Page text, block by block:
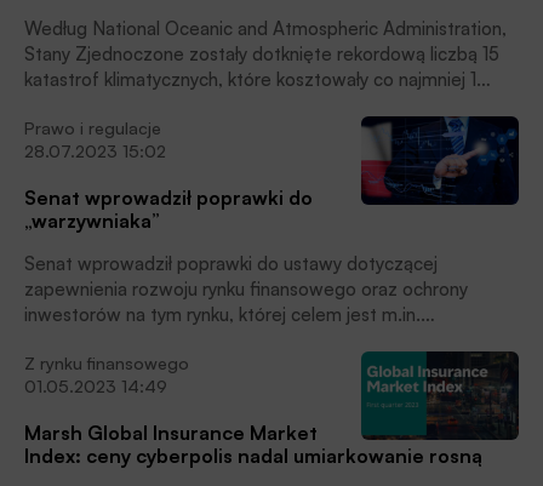
Według National Oceanic and Atmospheric Administration,
Stany Zjednoczone zostały dotknięte rekordową liczbą 15
katastrof klimatycznych, które kosztowały co najmniej 1
nie obejmuje jednak śmiercionośnych pożarów lasów, które
miały miejsce w tym miesiącu (sierpniu) na wyspie Maui na
Hawajach, w których zginęło co najmniej 114 osób, i które
zniszczyły tysiące budynków.
Prawo i regulacje
28.07.2023 15:02
Senat wprowadził poprawki do
„warzywniaka”
Senat wprowadził poprawki do ustawy dotyczącej
zapewnienia rozwoju rynku finansowego oraz ochrony
inwestorów na tym rynku, której celem jest m.in.
podmioty nadzorowane przez Komisję Nadzoru
Finansowego (KNF).
Z rynku finansowego
01.05.2023 14:49
Marsh Global Insurance Market
Index: ceny cyberpolis nadal umiarkowanie rosną